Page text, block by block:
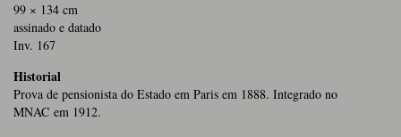
99 × 134 cm
assinado e datado
Inv. 167
Historial
Prova de pensionista do Estado em Paris em 1888. Integrado no
MNAC em 1912.